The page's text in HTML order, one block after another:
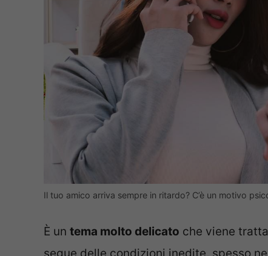
Il tuo amico arriva sempre in ritardo? C’è un motivo
È un tema molto delicato che viene
segue delle condizioni inedite, spesso